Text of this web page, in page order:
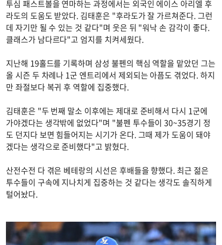
투심 패스트볼을 연마하는 과정에서는 외국인 에이스 아리엘 후
라도의 도움도 받았다. 김태훈은 "후라도가 잘 가르쳐준다. 그런
데 자기만 될 수 있는 것 같다"며 웃은 뒤 "워낙 손 감각이 좋다.
클래스가 남다르다"고 엄지를 치켜세웠다.
지난해 19홀드를 기록하며 삼성 불펜의 핵심 역할을 맡았던 그는
올 시즌 두 차례나 1군 엔트리에서 제외되는 아픔도 겪었다. 하지
만 좌절보다 복귀 후 역할에 집중했다.
김태훈은 "두 번째 말소 이후에는 제대로 준비해서 다시 1군에
가야겠다는 생각밖에 없었다"며 "불펜 투수들이 30~35경기 정
도 던지다 보면 힘들어지는 시기가 온다. 그때 제가 도움이 돼야
겠다는 생각으로 준비했다"고 밝혔다.
산전수전 다 겪은 베테랑의 시선은 후배들을 향했다. 최근 젊은
투수들이 구속에 지나치게 집중하는 것 같다는 생각도 솔직하게
털어놨다.